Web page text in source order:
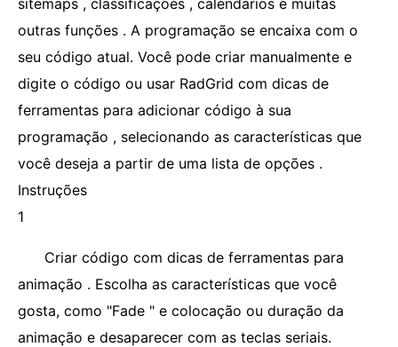
sitemaps , classificações , calendários e muitas
outras funções . A programação se encaixa com o
seu código atual. Você pode criar manualmente e
digite o código ou usar RadGrid com dicas de
ferramentas para adicionar código à sua
programação , selecionando as características que
você deseja a partir de uma lista de opções .
Instruções
1
Criar código com dicas de ferramentas para
animação . Escolha as características que você
gosta, como "Fade " e colocação ou duração da
animação e desaparecer com as teclas seriais.